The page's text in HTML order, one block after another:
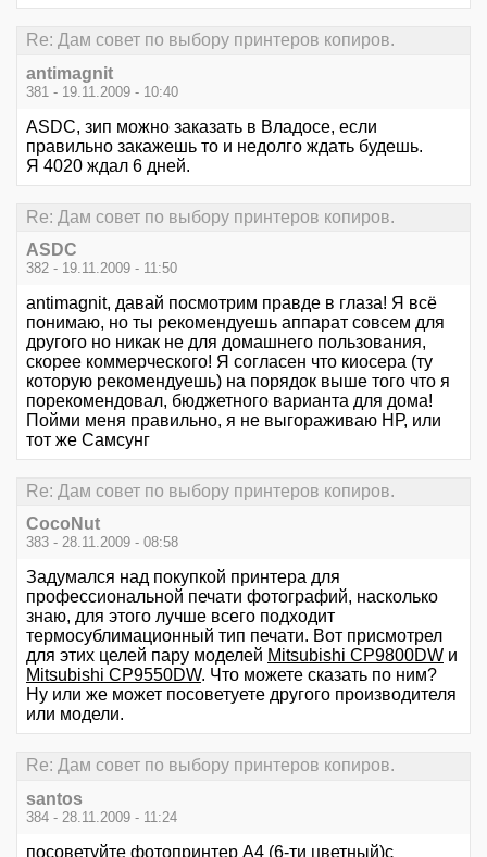
Re: Дам совет по выбору принтеров копиров.
antimagnit
381 - 19.11.2009 - 10:40
ASDC, зип можно заказать в Владосе, если
правильно закажешь то и недолго ждать будешь.
Я 4020 ждал 6 дней.
Re: Дам совет по выбору принтеров копиров.
ASDC
382 - 19.11.2009 - 11:50
antimagnit, давай посмотрим правде в глаза! Я всё
понимаю, но ты рекомендуешь аппарат совсем для
другого но никак не для домашнего пользования,
скорее коммерческого! Я согласен что киосера (ту
которую рекомендуешь) на порядок выше того что я
порекомендовал, бюджетного варианта для дома!
Пойми меня правильно, я не выгораживаю НР, или
тот же Самсунг
Re: Дам совет по выбору принтеров копиров.
CocoNut
383 - 28.11.2009 - 08:58
Задумался над покупкой принтера для
профессиональной печати фотографий, насколько
знаю, для этого лучше всего подходит
термосублимационный тип печати. Вот присмотрел
для этих целей пару моделей Mitsubishi CP9800DW и
Mitsubishi CP9550DW. Что можете сказать по ним?
Ну или же может посоветуете другого производителя
или модели.
Re: Дам совет по выбору принтеров копиров.
santos
384 - 28.11.2009 - 11:24
посоветуйте фотопринтер А4 (6-ти цветный)с